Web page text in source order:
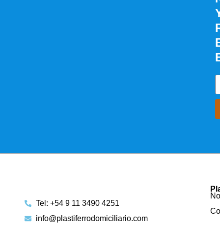
Tel: +54 9 11 3490 4251
info@plastiferrodomiciliario.com